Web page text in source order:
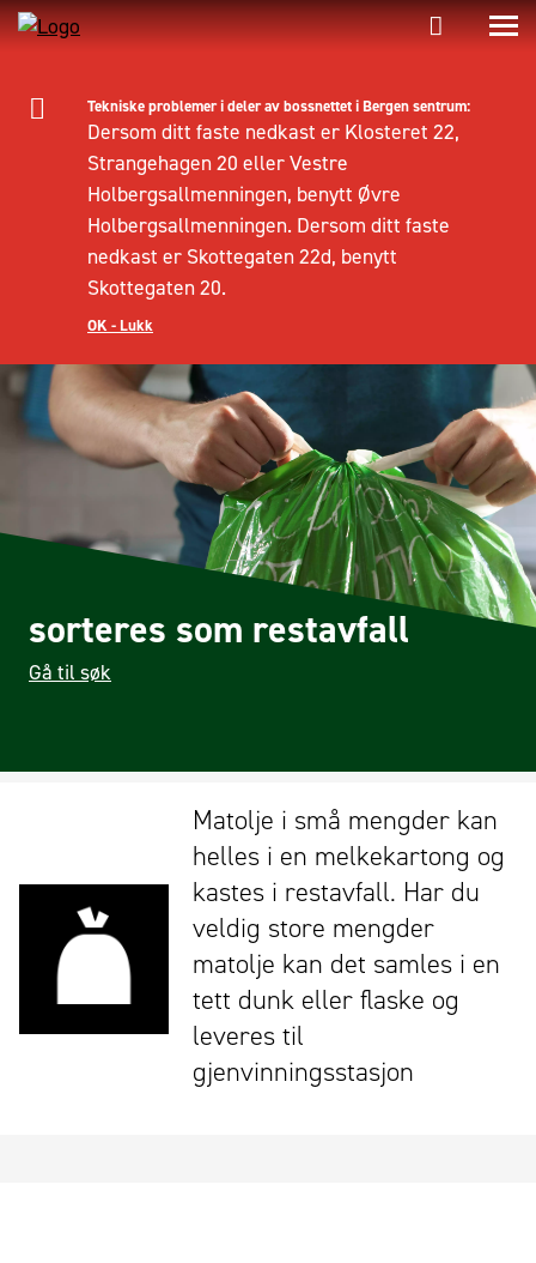
Tekniske problemer i deler av bossnettet i Bergen sentrum:
Dersom ditt faste nedkast er Klosteret 22,
Strangehagen 20 eller Vestre
Holbergsallmenningen, benytt Øvre
Holbergsallmenningen. Dersom ditt faste
nedkast er Skottegaten 22d, benytt
Skottegaten 20.
OK - Lukk
sorteres som restavfall
Gå til søk
Matolje i små mengder kan
helles i en melkekartong og
kastes i restavfall. Har du
veldig store mengder
matolje kan det samles i en
tett dunk eller flaske og
leveres til
gjenvinningsstasjon